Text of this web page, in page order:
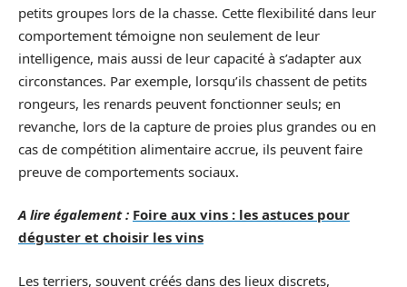
petits groupes lors de la chasse. Cette flexibilité dans leur
comportement témoigne non seulement de leur
intelligence, mais aussi de leur capacité à s’adapter aux
circonstances. Par exemple, lorsqu’ils chassent de petits
rongeurs, les renards peuvent fonctionner seuls; en
revanche, lors de la capture de proies plus grandes ou en
cas de compétition alimentaire accrue, ils peuvent faire
preuve de comportements sociaux.
A lire également : Foire aux vins : les astuces pour
déguster et choisir les vins
Les terriers, souvent créés dans des lieux discrets,